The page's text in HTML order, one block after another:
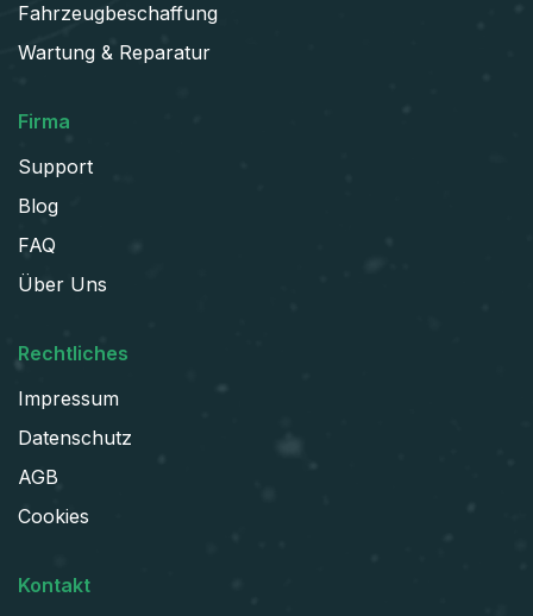
Fahrzeugbeschaffung
Wartung & Reparatur
Firma
Support
Blog
FAQ
Über Uns
Rechtliches
Impressum
Datenschutz
AGB
Cookies
Kontakt